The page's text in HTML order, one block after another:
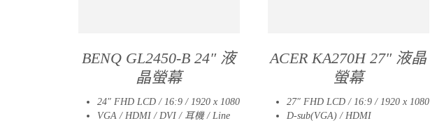
BENQ GL2450-B 24″ 液
晶螢幕
24″ FHD LCD / 16:9 / 1920 x 1080
VGA / HDMI / DVI / 耳機 / Line
ACER KA270H 27″ 液晶
螢幕
27″ FHD LCD / 16:9 / 1920 x 1080
D-sub(VGA) / HDMI